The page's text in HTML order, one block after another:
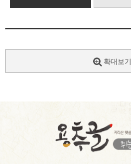
확대보기